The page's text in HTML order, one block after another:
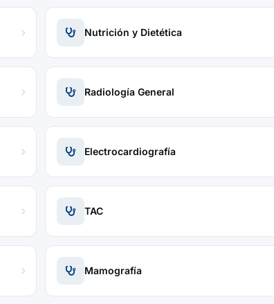
Nutrición y Dietética
Radiología General
Electrocardiografía
TAC
Mamografía